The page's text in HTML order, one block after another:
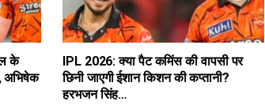
के
अभिषेक
IPL 2026: क्या पैट कमिंस की वापसी पर
छिनी जाएगी ईशान किशन की कप्तानी?
हरभजन सिंह…